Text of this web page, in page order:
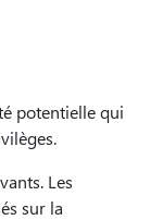
potentielle qui
Les
sur la